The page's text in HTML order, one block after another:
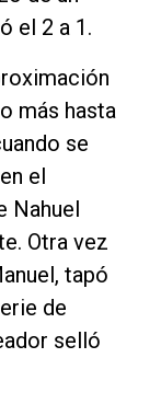
el 2 a 1.
más hasta
se
el
Nahuel
Otra vez
tapó
de
selló